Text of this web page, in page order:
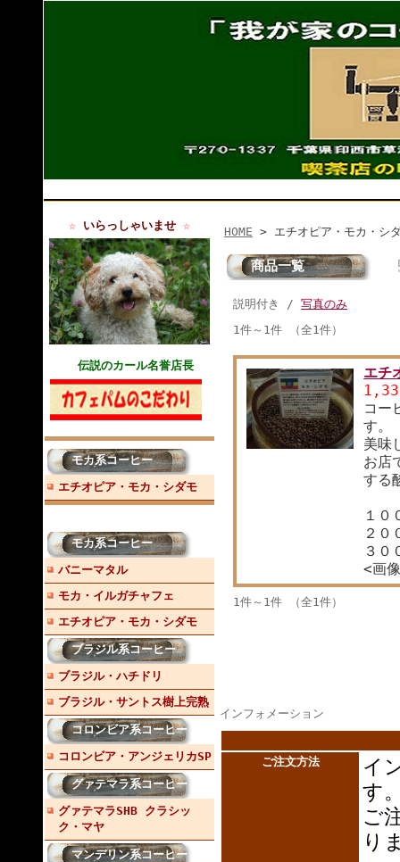
☆ いらっしゃいませ ☆
伝説のカール名誉店長
モカ系コーヒー
エチオピア・モカ・シダモ
モカ系コーヒー
バニーマタル
モカ・イルガチャフェ
エチオピア・モカ・シダモ
ブラジル系コーヒー
ブラジル・ハチドリ
ブラジル・サントス樹上完熟
コロンビア系コーヒー
コロンビア・アンジェリカSP
グァテマラ系コーヒー
グァテマラSHB クラシッ
ク・マヤ
マンデリン系コーヒー
HOME > エチオピア・モカ・シ
商品一覧
説明付き / 写真のみ
1件～1件 （全1件）
エチ
コー
す。
美味
お店
する
１０
２
３０
<画
1件～1件 （全1件）
インフォメーション
ご注文方法
イ
す
ご
り